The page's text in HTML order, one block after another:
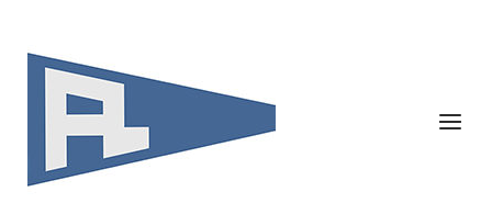
content
Menu